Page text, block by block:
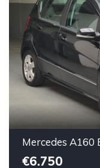
€6.750